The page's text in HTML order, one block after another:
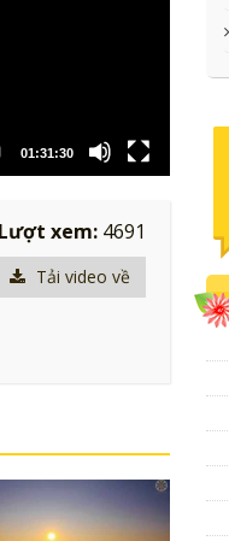
01:31:30
Lượt xem: 4691
Tải video về